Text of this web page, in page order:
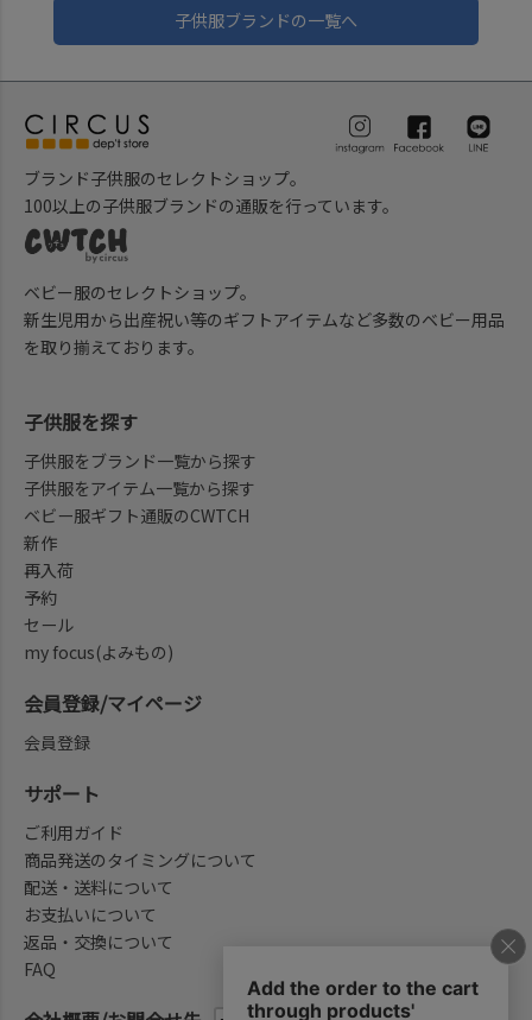
子供服ブランドの一覧へ
ブランド子供服のセレクトショップ。
100以上の子供服ブランドの通販を行っています。
ベビー服のセレクトショップ。
新生児用から出産祝い等のギフトアイテムなど多数のベビー用品
を取り揃えております。
子供服を探す
子供服をブランド一覧から探す
子供服をアイテム一覧から探す
ベビー服ギフト通販のCWTCH
新作
再入荷
予約
セール
my focus(よみもの)
会員登録/マイページ
会員登録
サポート
ご利用ガイド
商品発送のタイミングについて
配送・送料について
お支払いについて
返品・交換について
FAQ